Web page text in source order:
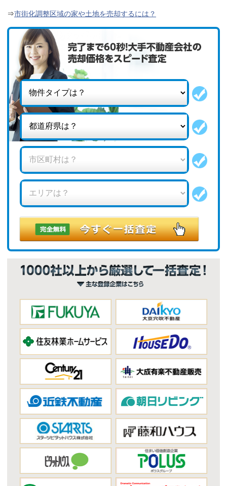
⇒市街化調整区域の家や土地を売却するには？